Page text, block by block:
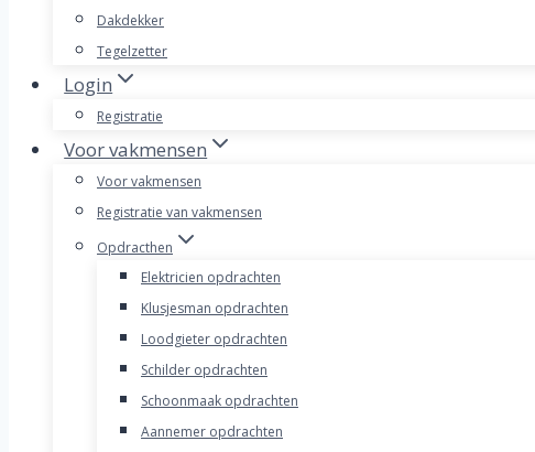
Dakdekker
Tegelzetter
Login
Registratie
Voor vakmensen
Voor vakmensen
Registratie van vakmensen
Opdracthen
Elektricien opdrachten
Klusjesman opdrachten
Loodgieter opdrachten
Schilder opdrachten
Schoonmaak opdrachten
Aannemer opdrachten